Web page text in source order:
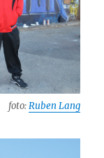
foto:Ruben Lang